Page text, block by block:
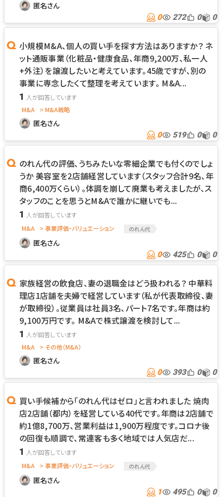
匿名さん
0 272 0 0
小規模M&A、個人の買い手を探す方法はありますか？ ネ
ット通販事業（化粧品・健康食品、年商9,200万、私一人
+外注）を譲渡したいと考えています。45歳ですが、別の
事業に専念したくて整理を考えています。 M&A...
1
M&A > M&A戦略
匿名さん
0 519 0 0
のれん代の評価、うちみたいな零細企業でも付くのでしょ
うか 美容室を2店舗経営しています（スタッフ合計9名、年
商6,400万くらい）。体調を崩して廃業も考えましたが、ス
タッフのことを思うとM&Aで誰かに継いでも...
1
M&A > 事業評価・バリュエーション のれん代
匿名さん
0 425 0 0
家族経営の飲食店、妻の退職金はどう扱われる？ 中華料
理店1店舗を夫婦で経営しています（私が代表取締役、妻
が取締役）。従業員は社員3名、パート7名です。年商は約
9,100万円です。 M&Aで株式譲渡を検討して...
1
M&A > その他（M&A）
匿名さん
0 393 0 0
買い手候補から「のれん代はゼロ」と言われました 焼肉
店2店舗（都内）を経営している40代です。年商は2店舗で
約1億8,700万、営業利益は1,900万程度です。コロナ後
の回復も順調で、常連客も多く地域では人気店だ...
1
M&A > 事業評価・バリュエーション のれん代
匿名さん
1 495 0 0